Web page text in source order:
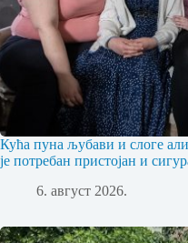
Кућа пуна љубави и слоге
је потребан пристојан и
6. август 2026.